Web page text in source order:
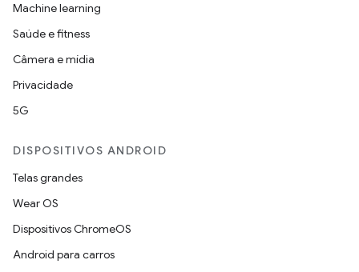
Machine learning
Saúde e fitness
Câmera e mídia
Privacidade
5G
DISPOSITIVOS ANDROID
Telas grandes
Wear OS
Dispositivos ChromeOS
Android para carros